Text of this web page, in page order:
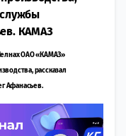
КАМАЗ
ОАО «КАМАЗ»
рассказал
Афанасьев.